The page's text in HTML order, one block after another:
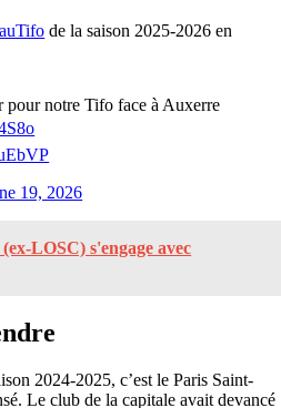
de la saison 2025-2026 en
pour notre Tifo face à Auxerre
19, 2026
LOSC) s'engage avec
2024-2025, c’est le Paris Saint-
Le club de la capitale avait devancé